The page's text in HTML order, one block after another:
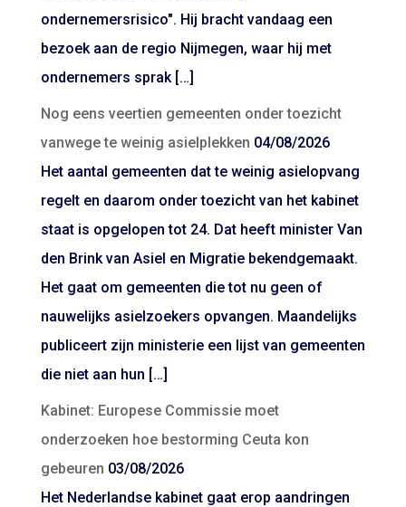
ondernemersrisico". Hij bracht vandaag een
bezoek aan de regio Nijmegen, waar hij met
ondernemers sprak […]
Nog eens veertien gemeenten onder toezicht
vanwege te weinig asielplekken 04/08/2026
Het aantal gemeenten dat te weinig asielopvang
regelt en daarom onder toezicht van het kabinet
staat is opgelopen tot 24. Dat heeft minister Van
den Brink van Asiel en Migratie bekendgemaakt.
Het gaat om gemeenten die tot nu geen of
nauwelijks asielzoekers opvangen. Maandelijks
publiceert zijn ministerie een lijst van gemeenten
die niet aan hun […]
Kabinet: Europese Commissie moet
onderzoeken hoe bestorming Ceuta kon
gebeuren 03/08/2026
Het Nederlandse kabinet gaat erop aandringen